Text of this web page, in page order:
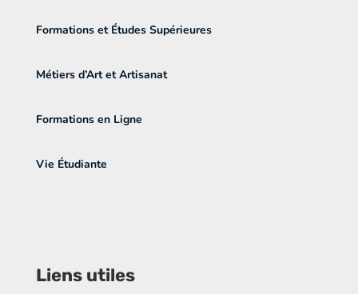
Formations et Études Supérieures
Métiers d’Art et Artisanat
Formations en Ligne
Vie Étudiante
Liens utiles